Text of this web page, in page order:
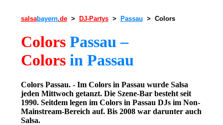
salsabayern.de> DJ-Partys> Passau > Colors
Colors Passau –
Colors in Passau
Colors Passau. - Im Colors in Passau wurde Salsa
jeden Mittwoch getanzt. Die Szene-Bar besteht seit
1990. Seitdem legen im Colors in Passau DJs im Non-
Mainstream-Bereich auf. Bis 2008 war darunter auch
Salsa.